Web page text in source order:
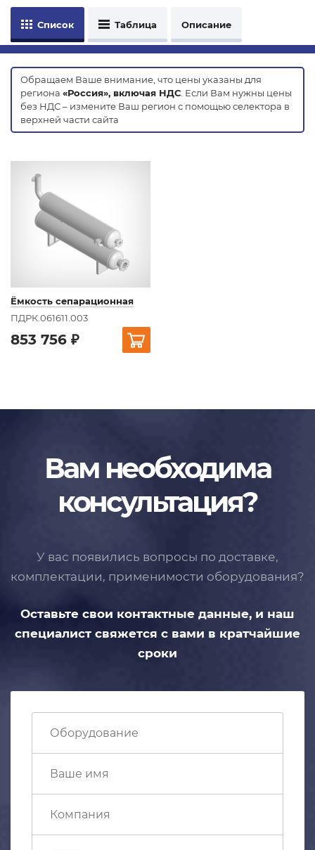
Список Таблица Описание
Обращаем Ваше внимание, что цены указаны для
региона «Россия», включая НДС . Если Вам нужны цены
без НДС – измените Ваш регион с помощью селектора в
верхней части сайта
Ёмкость сепарационная
ПДРК.061611.003
853 756 ₽
Вам необходима
консультация?
У вас появились вопросы по доставке,
комплектации, применимости оборудования?
Оставьте свои контактные данные, и наш
специалист свяжется с вами в кратчайшие
сроки